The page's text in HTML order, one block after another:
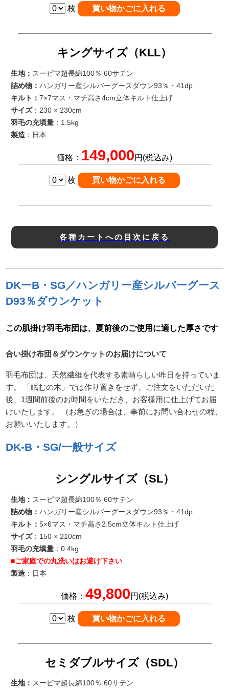
枚
キングサイズ（KLL）
生地： スーピマ超長綿100％ 60サテン
詰め物：ハンガリー産シルバーグースダウン93％・41dp
キルト：7×7マス・マチ高さ4cm立体キルト仕上げ
サイズ：230 × 230cm
羽毛の充填量 ：1.5kg
製造 ：日本
価格： 149,000円(税込み)
枚
各種カートへの目次に戻る
DKーB・SG／ハンガリー産シルバーグース
D93％ダウンケット
この肌掛け羽毛布団は、夏前後のご使用に適した厚さです
合い掛け布団＆ダウンケットのお届けについて
羽毛布団は、天然繊維を代表する素晴らしい昨日を持っていま
す。 「眠むの木」では作り置きをせず、ご注文をいただいた
後、1週間前後のお時間をいただき、お客様用に仕上げてお届
けいたします。 （お急ぎの場合は、事前にお問い合わせの程、
お願いいたします。）
DK-B・SG/一般サイズ
シングルサイズ（SL）
生地： スーピマ超長綿100％ 60サテン
詰め物：ハンガリー産シルバーグースダウン93％・41dp
キルト：5×6マス・マチ高さ2.5cm立体キルト仕上げ
サイズ：150 × 210cm
羽毛の充填量 ：0.4kg
■ご家庭での丸洗いはお避け下さい
製造 ：日本
価格： 49,800円(税込み)
枚
セミダブルサイズ（SDL）
生地： スーピマ超長綿100％ 60サテン